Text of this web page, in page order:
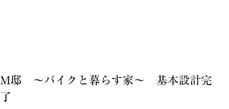
M邸 ～バイクと暮らす家～ 基本設計完
了